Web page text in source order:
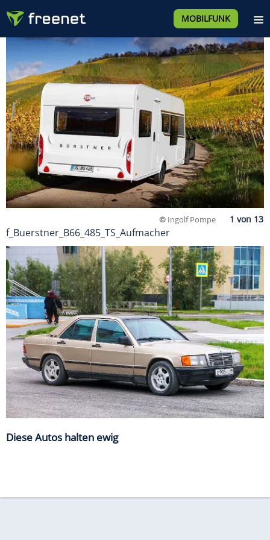
MOBILFUNK
© Ingolf Pompe
f_Buerstner_B66_485_TS_Aufmacher
Diese Autos halten ewig